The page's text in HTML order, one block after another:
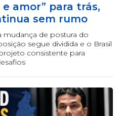
amor” para trás,
sem rumo
mudança de postura do
segue dividida e o Brasil
consistente para